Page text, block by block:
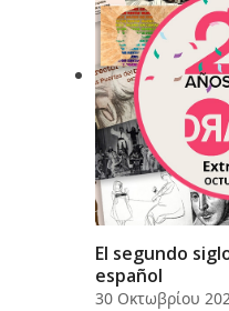
El segundo
español
30 Οκτωβρίου